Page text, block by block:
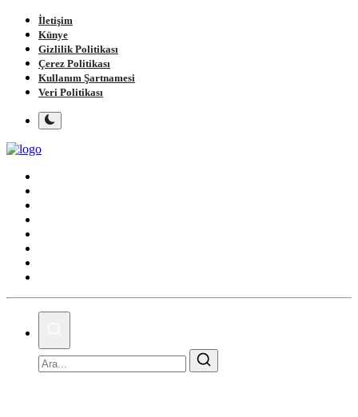
İletişim
Künye
Gizlilik Politikası
Çerez Politikası
Kullanım Şartnamesi
Veri Politikası